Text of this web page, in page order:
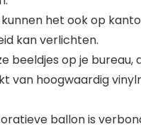
kunnen het ook op
kan verlichten.
beeldjes op je
van hoogwaardig
ballon is